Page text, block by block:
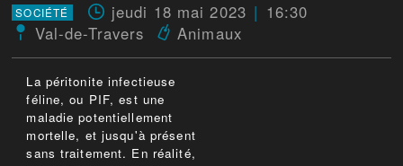
SOCIÉTÉ jeudi 18 mai 2023
16:30
Val-de-Travers
Animaux
La péritonite infectieuse
féline, ou PIF, est une
maladie potentiellement
mortelle, et jusqu'à présent
sans traitement. En réalité,